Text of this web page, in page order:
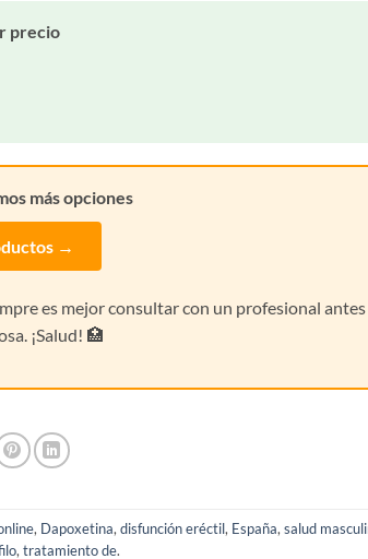
precio
más opciones
→
es mejor consultar con un profesional antes
¡Salud! 🏥
, Dapoxetina, disfunción eréctil, España, salud
, tratamiento de.